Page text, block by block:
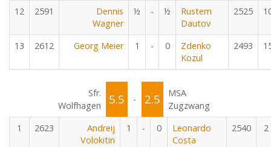
12 2591
Dennis
Wagner
½ - ½
Rustem
Dautov
2525
13 2612 Georg Meier 1 - 0
Zdenko
Kozul
2493
Sfr.
Wolfhagen
5.5 - 2.5
MSA
Zugzwang
1
2623
Andreij
Volokitin
1 - 0
Leonardo
Costa
2540 2